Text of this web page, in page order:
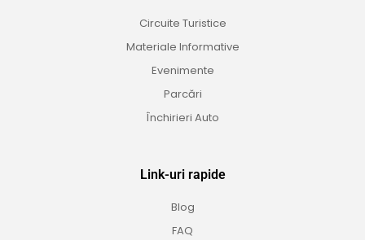
Circuite Turistice
Materiale Informative
Evenimente
Parcări
Închirieri Auto
Link-uri rapide
Blog
FAQ